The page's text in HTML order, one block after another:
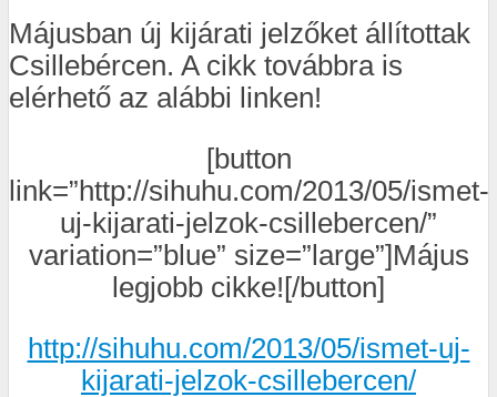
Májusban új kijárati jelzőket állítottak
Csillebércen. A cikk továbbra is
elérhető az alábbi linken!
[button
link=”http://sihuhu.com/2013/05/ismet-
uj-kijarati-jelzok-csillebercen/”
variation=”blue” size=”large”]Május
legjobb cikke![/button]
http://sihuhu.com/2013/05/ismet-uj-
kijarati-jelzok-csillebercen/